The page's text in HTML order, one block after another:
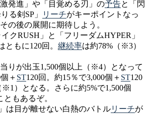
発進」や「目覚める刃」の予告と「閃
る剣SP」
リーチがキーポイントなっ
の後の展開に期待しよう。
クRUSH」と「フリーダムHYPER」
ともに120回。 継続率は約78%（※3）
りが出玉1,500個以上（※4）となって
＋ ST120回。約15％で3,000個＋ ST120
※1）となる。さらに約5%で1,500個
ともあるぞ。
は目が離せない白熱のバトルリーチが